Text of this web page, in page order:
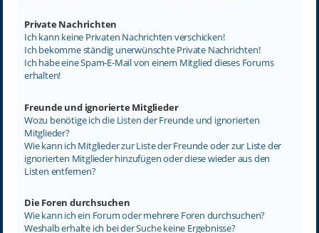
Private Nachrichten
Ich kann keine Privaten Nachrichten verschicken!
Ich bekomme ständig unerwünschte Private Nachrichten!
Ich habe eine Spam-E-Mail von einem Mitglied dieses Forums
erhalten!
Freunde und ignorierte Mitglieder
Wozu benötige ich die Listen der Freunde und ignorierten
Mitglieder?
Wie kann ich Mitglieder zur Liste der Freunde oder zur Liste der
ignorierten Mitglieder hinzufügen oder diese wieder aus den
Listen entfernen?
Die Foren durchsuchen
Wie kann ich ein Forum oder mehrere Foren durchsuchen?
Weshalb erhalte ich bei der Suche keine Ergebnisse?